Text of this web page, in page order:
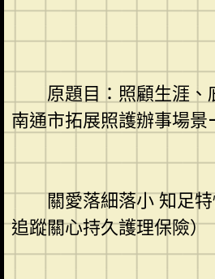
原題目：照顧生涯、
南通市拓展照護辦事場
關愛落細落小 知足特
追蹤關心持久護理保險）